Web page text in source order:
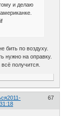
и делаю
бить по воздуху.
нужно на оправку.
получится.
67
2011-